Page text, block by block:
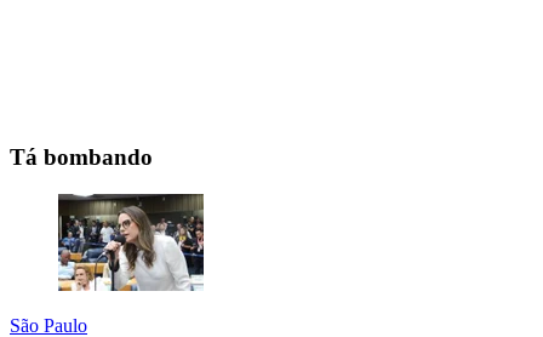
Tá bombando
São Paulo